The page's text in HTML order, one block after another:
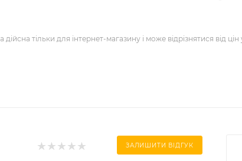
дійсна тільки для інтернет-магазину і може відрізнятися від
ЗАЛИШИТИ ВІДГУК